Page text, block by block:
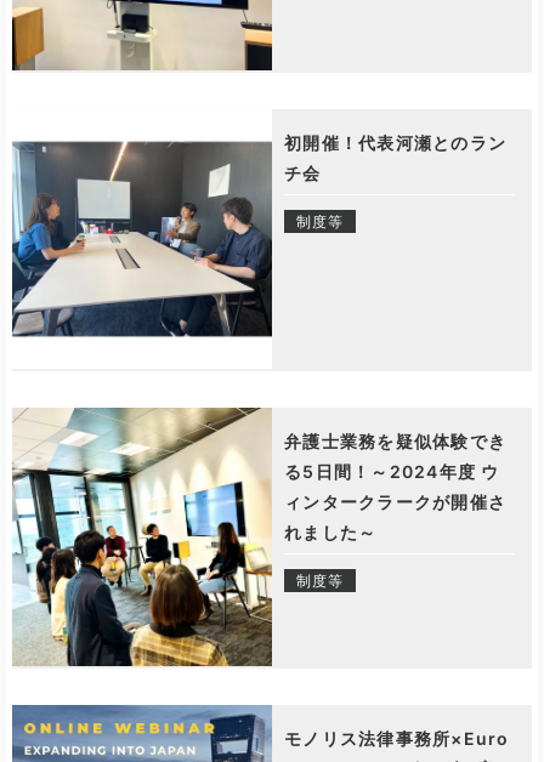
初開催！代表河瀬とのラン
チ会
制度等
弁護士業務を疑似体験でき
る5日間！～2024年度 ウ
ィンタークラークが開催さ
れました～
制度等
モノリス法律事務所×Euro